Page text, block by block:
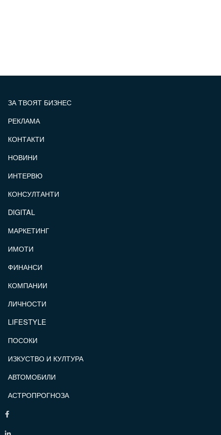
ЗА ТВОЯТ БИЗНЕС
РЕКЛАМА
КОНТАКТИ
НОВИНИ
ИНТЕРВЮ
КОНСУЛТАНТИ
DIGITAL
МАРКЕТИНГ
ИМОТИ
ФИНАНСИ
КОМПАНИИ
ЛИЧНОСТИ
LIFESTYLE
ПОСОКИ
ИЗКУСТВО И КУЛТУРА
АВТОМОБИЛИ
АСТРОПРОГНОЗА